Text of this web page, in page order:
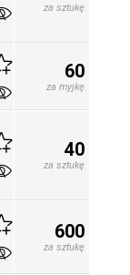
za sztukę
60
za myjkę
40
za sztukę
600
za sztukę